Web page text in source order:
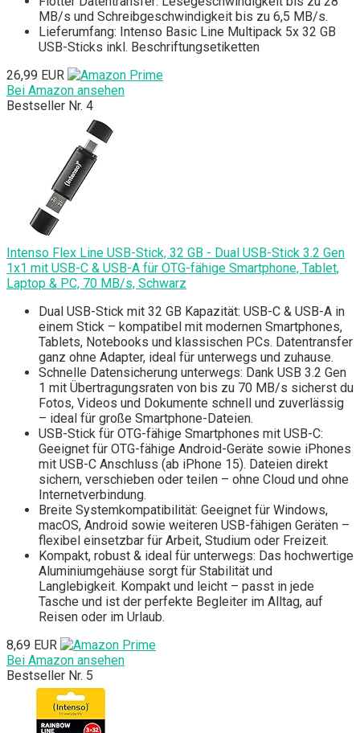
MB/s und Schreibgeschwindigkeit bis zu 6,5 MB/s.
Lieferumfang: Intenso Basic Line Multipack 5x 32 GB
USB-Sticks inkl. Beschriftungsetiketten
26,99 EUR
Bei Amazon ansehen
Bestseller Nr. 4
Intenso Flex Line USB-Stick, 32 GB - Dual USB-Stick 3.2 Gen
1x1 mit USB-C & USB-A für OTG-fähige Smartphone, Tablet,
Laptop & PC, 70 MB/s, Schwarz
Dual USB-Stick mit 32 GB Kapazität: USB-C & USB-A in
einem Stick – kompatibel mit modernen Smartphones,
Tablets, Notebooks und klassischen PCs. Datentransfer
ganz ohne Adapter, ideal für unterwegs und zuhause.
Schnelle Datensicherung unterwegs: Dank USB 3.2 Gen
1 mit Übertragungsraten von bis zu 70 MB/s sicherst du
Fotos, Videos und Dokumente schnell und zuverlässig
– ideal für große Smartphone-Dateien.
USB-Stick für OTG-fähige Smartphones mit USB-C:
Geeignet für OTG-fähige Android-Geräte sowie iPhones
mit USB-C Anschluss (ab iPhone 15). Dateien direkt
sichern, verschieben oder teilen – ohne Cloud und ohne
Internetverbindung.
Breite Systemkompatibilität: Geeignet für Windows,
macOS, Android sowie weiteren USB-fähigen Geräten –
flexibel einsetzbar für Arbeit, Studium oder Freizeit.
Kompakt, robust & ideal für unterwegs: Das hochwertige
Aluminiumgehäuse sorgt für Stabilität und
Langlebigkeit. Kompakt und leicht – passt in jede
Tasche und ist der perfekte Begleiter im Alltag, auf
Reisen oder im Urlaub.
8,69 EUR
Bei Amazon ansehen
Bestseller Nr. 5